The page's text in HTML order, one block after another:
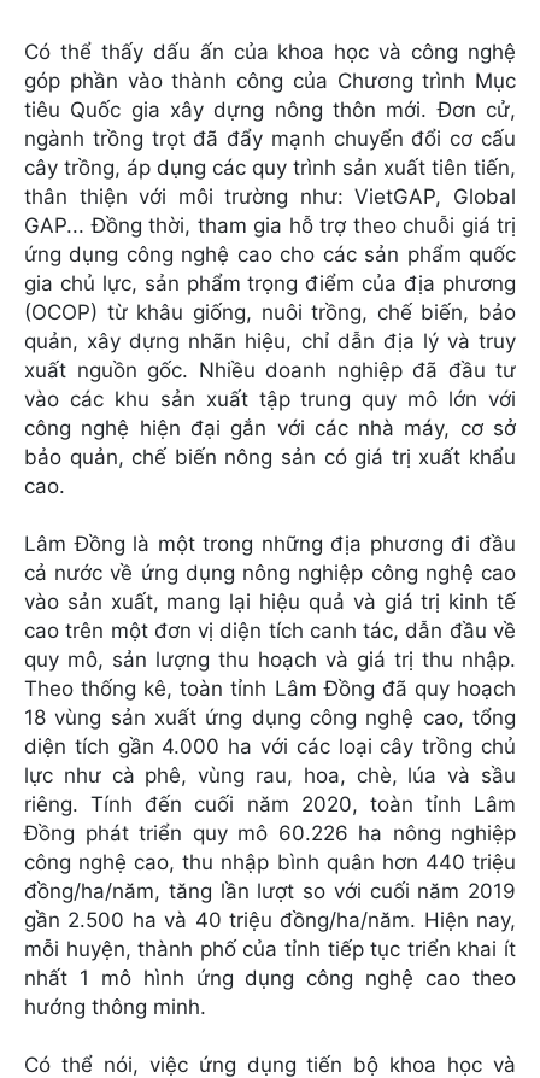
Có thể thấy dấu ấn của khoa học và công nghệ
góp phần vào thành công của Chương trình Mục
tiêu Quốc gia xây dựng nông thôn mới. Đơn cử,
ngành trồng trọt đã đẩy mạnh chuyển đổi cơ cấu
cây trồng, áp dụng các quy trình sản xuất tiên tiến,
thân thiện với môi trường như: VietGAP, Global
GAP... Đồng thời, tham gia hỗ trợ theo chuỗi giá trị
ứng dụng công nghệ cao cho các sản phẩm quốc
gia chủ lực, sản phẩm trọng điểm của địa phương
(OCOP) từ khâu giống, nuôi trồng, chế biến, bảo
quản, xây dựng nhãn hiệu, chỉ dẫn địa lý và truy
xuất nguồn gốc. Nhiều doanh nghiệp đã đầu tư
vào các khu sản xuất tập trung quy mô lớn với
công nghệ hiện đại gắn với các nhà máy, cơ sở
bảo quản, chế biến nông sản có giá trị xuất khẩu
cao.
Lâm Đồng là một trong những địa phương đi đầu
cả nước về ứng dụng nông nghiệp công nghệ cao
vào sản xuất, mang lại hiệu quả và giá trị kinh tế
cao trên một đơn vị diện tích canh tác, dẫn đầu về
quy mô, sản lượng thu hoạch và giá trị thu nhập.
Theo thống kê, toàn tỉnh Lâm Đồng đã quy hoạch
18 vùng sản xuất ứng dụng công nghệ cao, tổng
diện tích gần 4.000 ha với các loại cây trồng chủ
lực như cà phê, vùng rau, hoa, chè, lúa và sầu
riêng. Tính đến cuối năm 2020, toàn tỉnh Lâm
Đồng phát triển quy mô 60.226 ha nông nghiệp
công nghệ cao, thu nhập bình quân hơn 440 triệu
đồng/ha/năm, tăng lần lượt so với cuối năm 2019
gần 2.500 ha và 40 triệu đồng/ha/năm. Hiện nay,
mỗi huyện, thành phố của tỉnh tiếp tục triển khai ít
nhất 1 mô hình ứng dụng công nghệ cao theo
hướng thông minh.
Có thể nói, việc ứng dụng tiến bộ khoa học và